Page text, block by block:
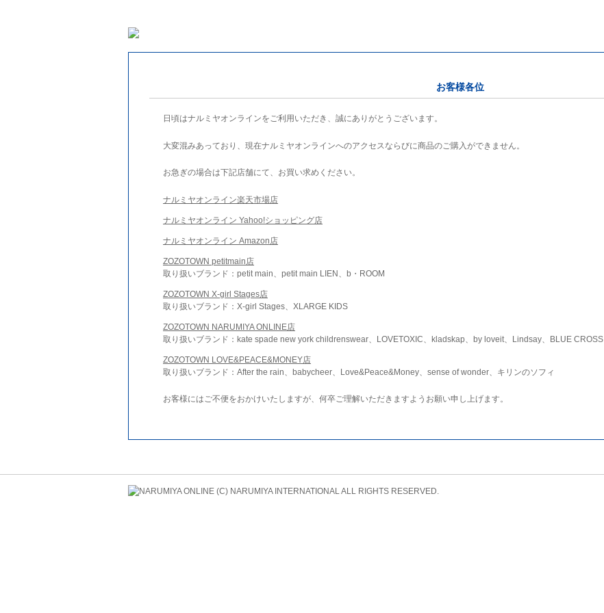
お客様各位
日頃はナルミヤオンラインをご利用いただき、誠にありがとうございます。
大変混みあっており、現在ナルミヤオンラインへのアクセスならびに商品のご購入ができません。
お急ぎの場合は下記店舗にて、お買い求めください。
ナルミヤオンライン楽天市場店
ナルミヤオンライン Yahoo!ショッピング店
ナルミヤオンライン Amazon店
ZOZOTOWN petitmain店
取り扱いブランド：petit main、petit main LIEN、b・ROOM
ZOZOTOWN X-girl Stages店
取り扱いブランド：X-girl Stages、XLARGE KIDS
ZOZOTOWN NARUMIYA ONLINE店
取り扱いブランド：kate spade new york childrenswear、LOVETOXIC、kladskap、by loveit、Lindsay、BLUE CROSS
ZOZOTOWN LOVE&PEACE&MONEY店
取り扱いブランド：After the rain、babycheer、Love&Peace&Money、sense of wonder、キリンのソフィ
お客様にはご不便をおかけいたしますが、何卒ご理解いただきますようお願い申し上げます。